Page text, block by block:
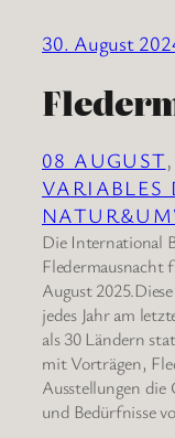
30. August
08 AUGUST,
VARIABLES
Die International
Fledermausnacht
August
jedes Jahr am
als 30 Ländern
mit Vorträgen,
Ausstellungen
und Bedürfnisse